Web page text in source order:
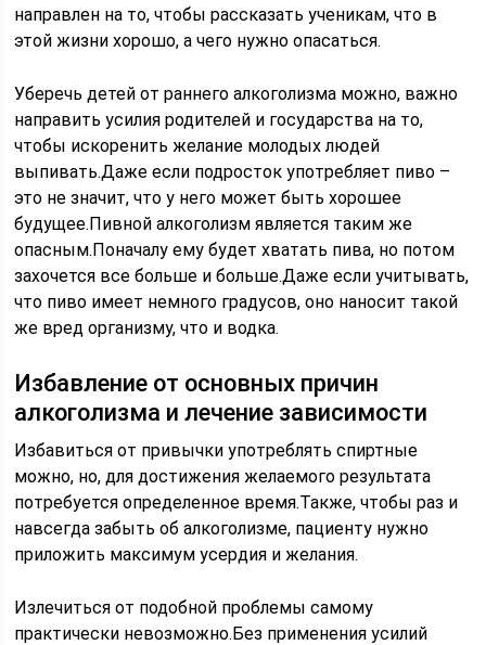
направлен на то, чтобы рассказать ученикам, что в
этой жизни хорошо, а чего нужно опасаться.
Уберечь детей от раннего алкоголизма можно, важно
направить усилия родителей и государства на то,
чтобы искоренить желание молодых людей
выпивать.Даже если подросток употребляет пиво –
это не значит, что у него может быть хорошее
будущее.Пивной алкоголизм является таким же
опасным.Поначалу ему будет хватать пива, но потом
захочется все больше и больше.Даже если учитывать,
что пиво имеет немного градусов, оно наносит такой
же вред организму, что и водка.
Избавление от основных причин
алкоголизма и лечение зависимости
Избавиться от привычки употреблять спиртные
можно, но, для достижения желаемого результата
потребуется определенное время.Также, чтобы раз и
навсегда забыть об алкоголизме, пациенту нужно
приложить максимум усердия и желания.
Излечиться от подобной проблемы самому
практически невозможно.Без применения усилий